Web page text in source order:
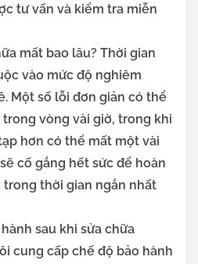
tư vấn và kiểm tra miễn
mất bao lâu? Thời gian
vào mức độ nghiêm
Một số lỗi đơn giản có thể
vòng vài giờ, trong khi
hơn có thể mất một vài
cố gắng hết sức để hoàn
thời gian ngắn nhất
sau khi sửa chữa
cung cấp chế độ bảo hành